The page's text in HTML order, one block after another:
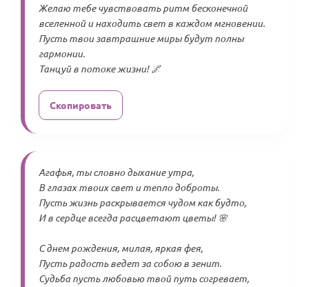
Желаю тебе чувствовать ритм бесконечной
вселенной и находить свет в каждом мгновении.
Пусть твои завтрашние миры будут полны
гармонии.
Танцуй в потоке жизни! 🌌
Скопировать
Агафья, ты словно дыхание утра,
В глазах твоих свет и тепло доброты.
Пусть жизнь раскрывается чудом как будто,
И в сердце всегда расцветают цветы! 🌸
С днем рождения, милая, яркая фея,
Пусть радость ведет за собою в зенит.
Судьба пусть любовью твой путь согревает,